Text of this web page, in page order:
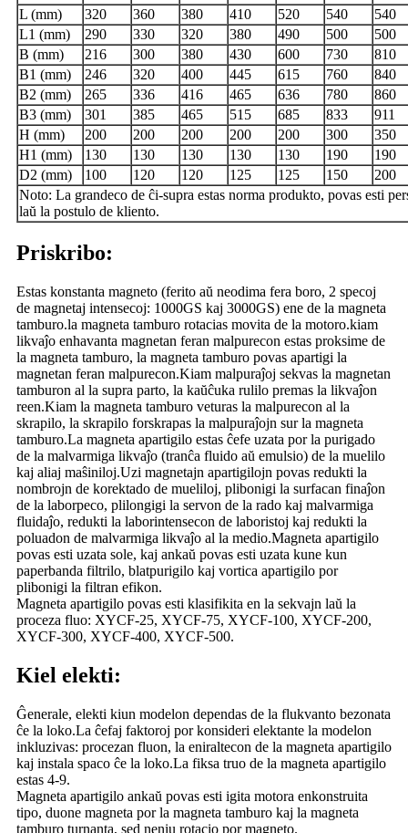
L (mm)
320 360 380 410 520 540
540
L1 (mm)
290 330 320 380 490 500
500
B (mm)
216 300 380 430 600 730
810
B1 (mm)
246 320 400 445 615 760
840
B2 (mm)
265 336 416 465 636 780
860
B3 (mm)
301 385 465 515 685 833
911
H (mm)
200 200 200 200 200 300
350
H1 (mm)
130 130 130 130 130 190
190
D2 (mm)
100 120 120 125 125 150
200
Noto: La grandeco de ĉi-supra estas norma produkto, povas esti
laŭ la postulo de kliento.
Priskribo:
Estas konstanta magneto (ferito aŭ neodima fera boro, 2 specoj
de magnetaj intensecoj: 1000GS kaj 3000GS) ene de la magneta
tamburo.la magneta tamburo rotacias movita de la motoro.kiam
likvaĵo enhavanta magnetan feran malpurecon estas proksime de
la magneta tamburo, la magneta tamburo povas apartigi la
magnetan feran malpurecon.Kiam malpuraĵoj sekvas la magnetan
tamburon al la supra parto, la kaŭĉuka rulilo premas la likvaĵon
reen.Kiam la magneta tamburo veturas la malpurecon al la
skrapilo, la skrapilo forskrapas la malpuraĵojn sur la magneta
tamburo.La magneta apartigilo estas ĉefe uzata por la purigado
de la malvarmiga likvaĵo (tranĉa fluido aŭ emulsio) de la muelilo
kaj aliaj maŝiniloj.Uzi magnetajn apartigilojn povas redukti la
nombrojn de korektado de mueliloj, plibonigi la surfacan finaĵon
de la laborpeco, plilongigi la servon de la rado kaj malvarmiga
fluidaĵo, redukti la laborintensecon de laboristoj kaj redukti la
poluadon de malvarmiga likvaĵo al la medio.Magneta apartigilo
povas esti uzata sole, kaj ankaŭ povas esti uzata kune kun
paperbanda filtrilo, blatpurigilo kaj vortica apartigilo por
plibonigi la filtran efikon.
Magneta apartigilo povas esti klasifikita en la sekvajn laŭ la
proceza fluo: XYCF-25, XYCF-75, XYCF-100, XYCF-200,
XYCF-300, XYCF-400, XYCF-500.
Kiel elekti:
Ĝenerale, elekti kiun modelon dependas de la flukvanto bezonata
ĉe la loko.La ĉefaj faktoroj por konsideri elektante la modelon
inkluzivas: procezan fluon, la eniraltecon de la magneta apartigilo
kaj instala spaco ĉe la loko.La fiksa truo de la magneta apartigilo
estas 4-9.
Magneta apartigilo ankaŭ povas esti igita motora enkonstruita
tipo, duone magneta por la magneta tamburo kaj la magneta
tamburo turnanta, sed neniu rotacio por magneto.